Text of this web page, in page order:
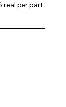
real per part